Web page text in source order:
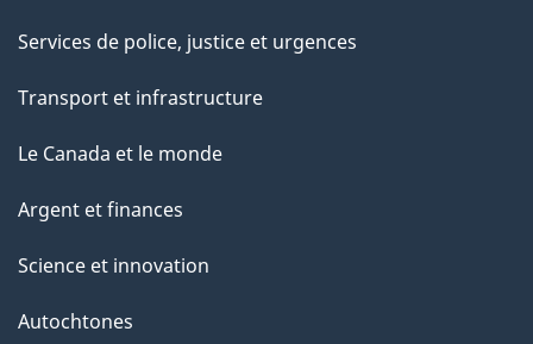
Services de police, justice et urgences
Transport et infrastructure
Le Canada et le monde
Argent et finances
Science et innovation
Autochtones